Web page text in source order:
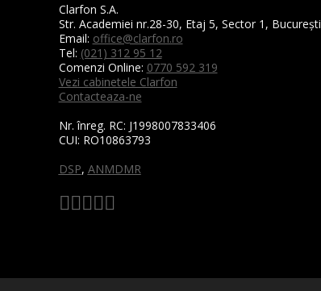
Clarfon S.A.
Str. Academiei nr.28-30, Etaj 5, Sector 1, București
Email: office@clarfon.ro
Tel: (021) 312 95 12
Comenzi Online: 0770 592 319
Vezi cabinetele Clarfon
Contacteaza-ne
Nr. înreg. RC: J1998007833406
CUI: RO10863793
DSP, ANMDMR